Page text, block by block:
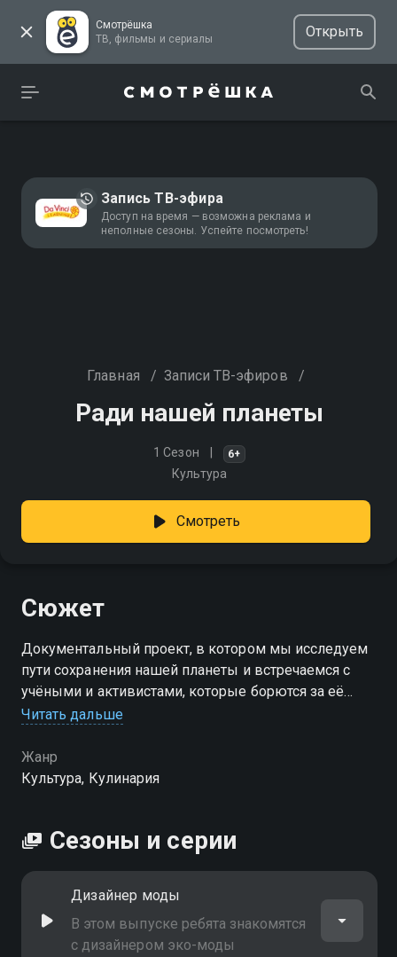
Смотрёшка
ТВ, фильмы и сериалы
Открыть
Запись ТВ-эфира
Доступ на время — возможна реклама и
неполные сезоны. Успейте посмотреть!
Главная / Записи ТВ-эфиров /
Ради нашей планеты
1 Сезон 6+
Культура
Смотреть
Сюжет
Документальный проект, в котором мы исследуем
пути сохранения нашей планеты и встречаемся с
учёными и активистами, которые борются за её
будущее
Читать дальше
Жанр
Культура, Кулинария
Сезоны и серии
Дизайнер моды
В этом выпуске ребята знакомятся
с дизайнером эко-моды